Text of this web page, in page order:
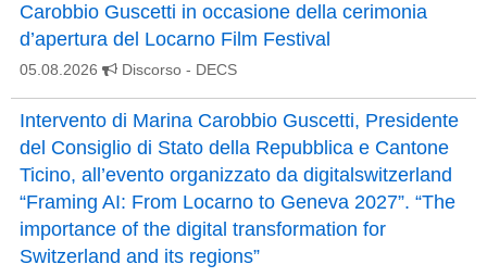
Carobbio Guscetti in occasione della cerimonia
d’apertura del Locarno Film Festival
05.08.2026 Discorso - DECS
Intervento di Marina Carobbio Guscetti, Presidente
del Consiglio di Stato della Repubblica e Cantone
Ticino, all’evento organizzato da digitalswitzerland
“Framing AI: From Locarno to Geneva 2027”. “The
importance of the digital transformation for
Switzerland and its regions”